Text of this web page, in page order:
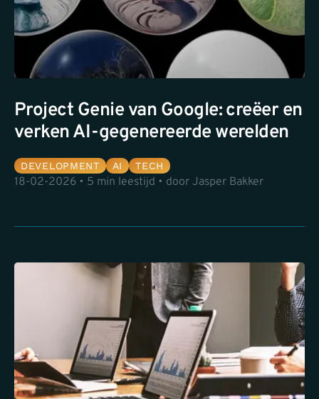
Project Genie van Google: creëer en
verken AI-gegenereerde werelden
DEVELOPMENT AI TECH
18-02-2026 • 5 min leestijd • door Jasper Bakker